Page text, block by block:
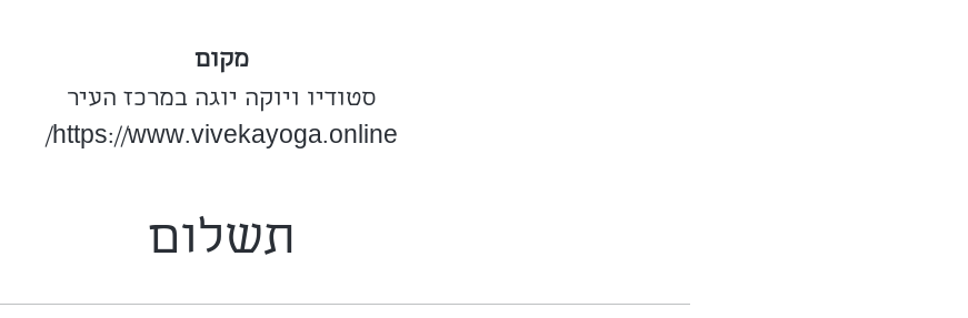
מקום
סטודיו ויוקה יוגה במרכז העיר
https://www.vivekayoga.online/
תשלום